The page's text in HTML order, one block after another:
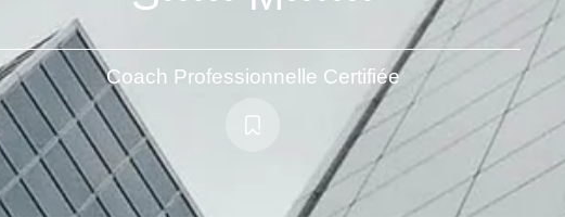
Coach Professionnelle Certifiée